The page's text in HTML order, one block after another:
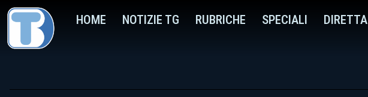
HOME NOTIZIE TG RUBRICHE SPECIALI DIRETTA